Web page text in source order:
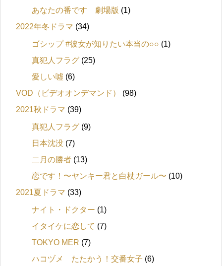
あなたの番です 劇場版 (1)
2022年冬ドラマ (34)
ゴシップ #彼女が知りたい本当の○○ (1)
真犯人フラグ (25)
愛しい噓 (6)
VOD（ビデオオンデマンド）
(98)
2021秋ドラマ (39)
真犯人フラグ (9)
日本沈没 (7)
二月の勝者 (13)
恋です！〜ヤンキー君と白杖ガール〜 (10)
2021夏ドラマ (33)
ナイト・ドクター (1)
イタイケに恋して (7)
TOKYO MER (7)
ハコヅメ たたかう！交番女子 (6)